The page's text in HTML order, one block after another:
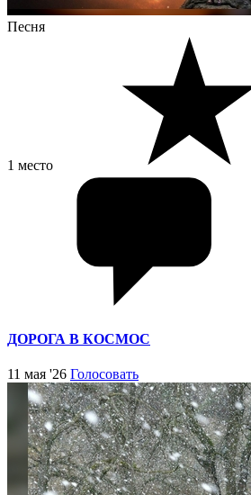
Песня
1 место
ДОРОГА В КОСМОС
11 мая '26 Голосовать